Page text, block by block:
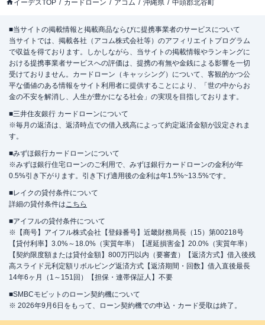
イーデスTOP カードローン アコム 沖縄県 中頭郡北谷町
■当サイトの掲載情報と掲載商品ならびに提携事業者のサービスについて
当サイトでは、掲載各社（アコム株式会社等）のアフィリエイトプログラム
で収益を得ております。しかしながら、当サイトの掲載情報やランキングに
おける提携事業者サービスへの評価は、提携の有無や金銭による影響を一切
受けておりません。カードローン（キャッシング）について、客観的かつ公
平な価値のある情報をサイト利用者に提供することにより、「世の中からお
金の不安を解消し、人生が豊かになる社会」の実現を目指しております。
■三井住友銀行 カードローンについて
※毎月の返済は、返済時点での借入残高によって約定返済金額が設定されま
す。
■みずほ銀行カードローンについて
※みずほ銀行住宅ローンのご利用で、みずほ銀行カードローンの金利が年
0.5%引き下がります。引き下げ適用後の金利は年1.5%~13.5%です。
■レイクの貸付条件について
詳細の貸付条件はこちら
■アイフルの貸付条件について
※【商号】アイフル株式会社【登録番号】近畿財務局長（15）第00218号
【貸付利率】3.0%～18.0%（実質年率）【遅延損害金】20.0%（実質年率）
【契約限度額または貸付金額】800万円以内（要審査）【返済方式】借入後残
高スライド元利定額リボルビング返済方式【返済期間・回数】借入直後最長
14年6ヶ月（1～151回）【担保・連帯保証人】不要
■SMBCモビットのローン契約機について
※ 2026年9月6日をもって、ローン契約機での申込・カード受取は終了。